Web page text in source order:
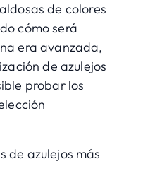
de colores
cómo será
era avanzada,
de azulejos
probar los
de azulejos más